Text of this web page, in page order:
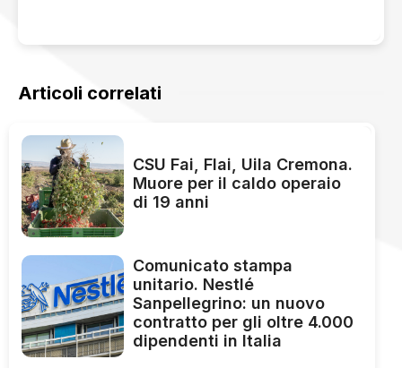
Articoli correlati
CSU Fai, Flai, Uila Cremona.
Muore per il caldo operaio
di 19 anni
Comunicato stampa
unitario. Nestlé
Sanpellegrino: un nuovo
contratto per gli oltre 4.000
dipendenti in Italia